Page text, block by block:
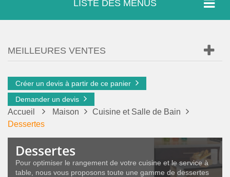
LISTE DES MENUS
MEILLEURES VENTES
Créer un devis à partir de ce panier
Demander un devis
Accueil Maison
Cuisine et Salle de Bain
Dessertes
Dessertes
Pour optimiser le rangement de votre cuisine et le service à
table, nous vous proposons toute une gamme de dessertes